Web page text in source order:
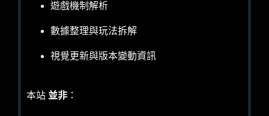
遊戲機制解析
數據整理與玩法拆解
視覺更新與版本變動資訊
本站 並非 ：